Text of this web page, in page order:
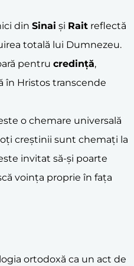
din Sinai și Rait reflectă
totală lui Dumnezeu.
pentru credință,
în Hristos transcende
o chemare universală
creștinii sunt chemați la
invitat să-și poarte
voința proprie în fața
ortodoxă ca un act de